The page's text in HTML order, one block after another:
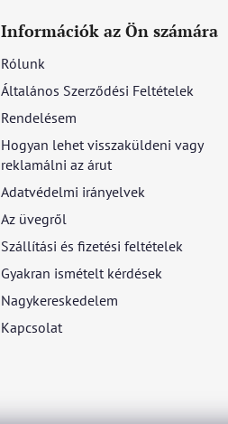
Információk az Ön számára
Rólunk
Általános Szerződési Feltételek
Rendelésem
Hogyan lehet visszaküldeni vagy
reklamálni az árut
Adatvédelmi irányelvek
Az üvegről
Szállítási és fizetési feltételek
Gyakran ismételt kérdések
Nagykereskedelem
Kapcsolat